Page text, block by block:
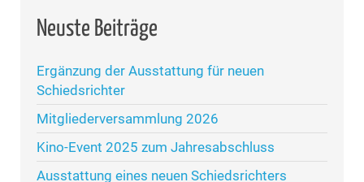
Neuste Beiträge
Ergänzung der Ausstattung für neuen
Schiedsrichter
Mitgliederversammlung 2026
Kino-Event 2025 zum Jahresabschluss
Ausstattung eines neuen Schiedsrichters